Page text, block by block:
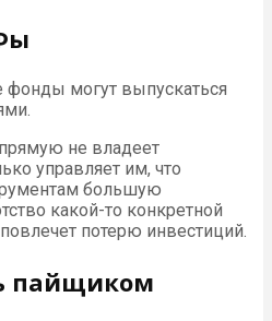
могут выпускаться
не владеет
управляет им, что
большую
какой-то конкретной
потерю инвестиций.
пайщиком